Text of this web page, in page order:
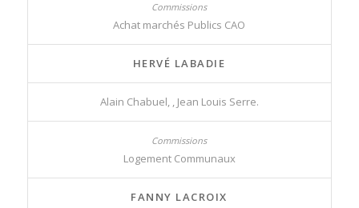
Achat marchés Publics CAO
HERVÉ LABADIE
Alain Chabuel, , Jean Louis Serre.
Logement Communaux
FANNY LACROIX